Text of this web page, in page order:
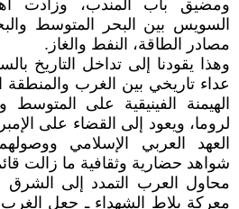
ومضيق باب المندب، وزادت
السويس بين البحر المتوسط
مصادر الطاقة، النفط والغاز.
وهذا يقودنا إلى تداخل التاريخ
عداء تاريخي بين الغرب والمنطقة
الهيمنة الفينيقية على
لروما، ويعود إلى القضاء على
العهد العربي الإسلامي
شواهد حضارية وثقافية ما زالت
محاول العرب التمدد إلى الشرق
معركة بلاط الشهداء ـ جعل